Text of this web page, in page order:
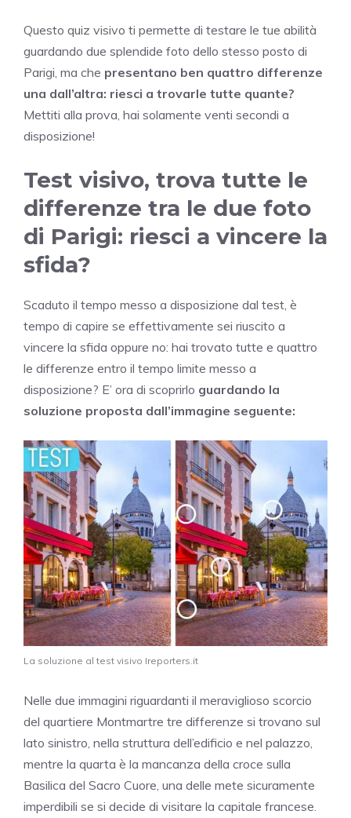
Questo quiz visivo ti permette di testare le tue abilità
guardando due splendide foto dello stesso posto di
Parigi, ma che presentano ben quattro differenze
una dall’altra: riesci a trovarle tutte quante?
Mettiti alla prova, hai solamente venti secondi a
disposizione!
Test visivo, trova tutte le
differenze tra le due foto
di Parigi: riesci a vincere la
sfida?
Scaduto il tempo messo a disposizione dal test, è
tempo di capire se effettivamente sei riuscito a
vincere la sfida oppure no: hai trovato tutte e quattro
le differenze entro il tempo limite messo a
disposizione? E’ ora di scoprirlo guardando la
soluzione proposta dall’immagine seguente:
La soluzione al test visivo Ireporters.it
Nelle due immagini riguardanti il meraviglioso scorcio
del quartiere Montmartre tre differenze si trovano sul
lato sinistro, nella struttura dell’edificio e nel palazzo,
mentre la quarta è la mancanza della croce sulla
Basilica del Sacro Cuore, una delle mete sicuramente
imperdibili se si decide di visitare la capitale francese.